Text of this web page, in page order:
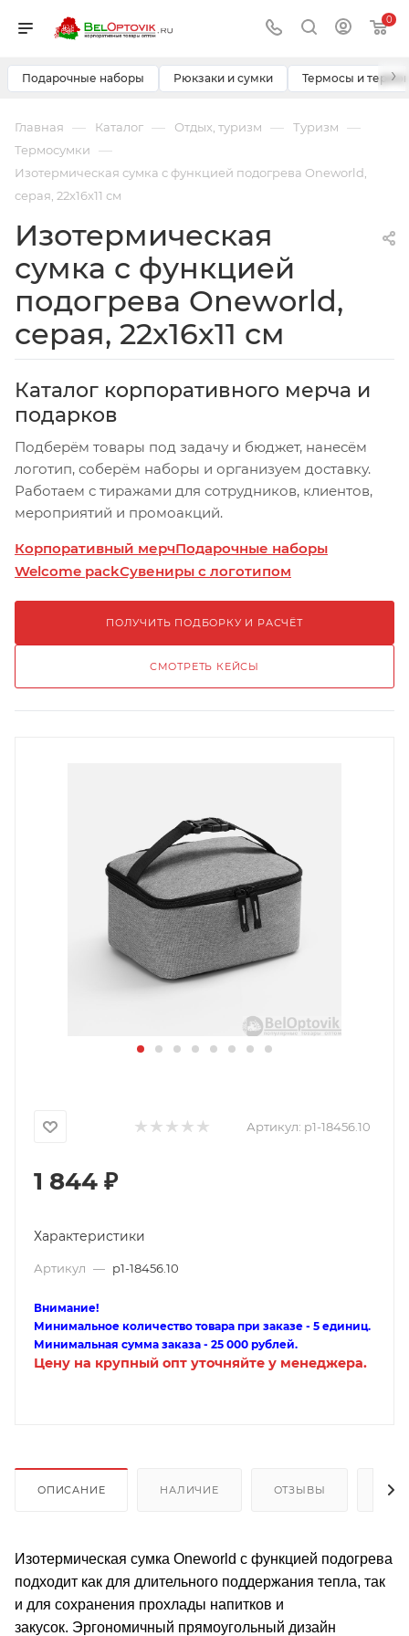
0
Подарочные наборы Рюкзаки и сумки Термосы и ›
Главная — Каталог — Отдых, туризм — Туризм —
Термосумки —
Изотермическая сумка с функцией подогрева Oneworld,
серая, 22x16x11 см
Изотермическая
сумка с функцией
подогрева Oneworld,
серая, 22x16x11 см
Каталог корпоративного мерча и
подарков
Подберём товары под задачу и бюджет, нанесём
логотип, соберём наборы и организуем доставку.
Работаем с тиражами для сотрудников, клиентов,
мероприятий и промоакций.
Корпоративный мерчПодарочные наборы
Welcome packСувениры с логотипом
ПОЛУЧИТЬ ПОДБОРКУ И РАСЧЁТ
СМОТРЕТЬ КЕЙСЫ
Артикул: p1-18456.10
1 844 ₽
Характеристики
Артикул — p1-18456.10
Внимание!
Минимальное количество товара при заказе - 5 единиц.
Минимальная сумма заказа - 25 000 рублей.
Цену на крупный опт уточняйте у менеджера.
ОПИСАНИЕ НАЛИЧИЕ ОТЗЫВЫ
Изотермическая сумка Oneworld с функцией подогрева
подходит как для длительного поддержания тепла, так
и для сохранения прохлады напитков и
закусок. Эргономичный прямоугольный дизайн